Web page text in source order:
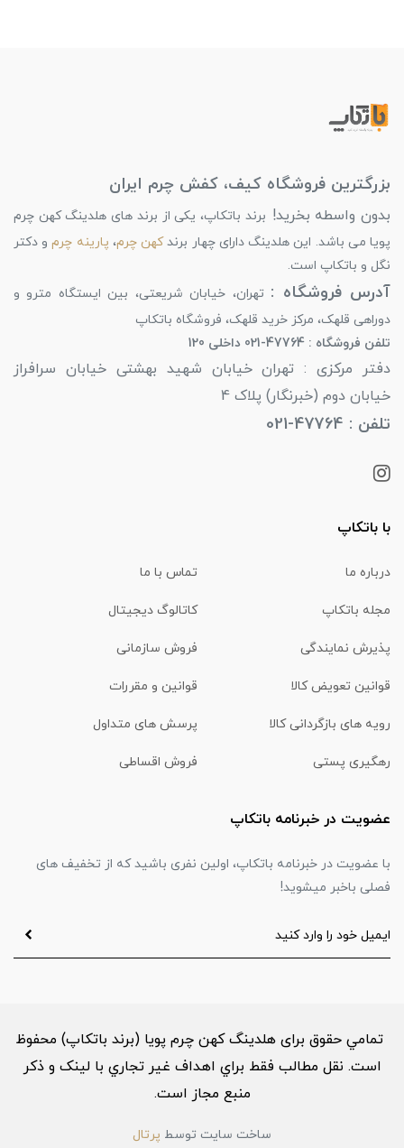
بزرگترین فروشگاه کیف، کفش چرم ایران
بدون واسطه بخرید! برند باتکاپ، یکی از برند های هلدینگ کهن چرم
پویا می باشد. این هلدینگ دارای چهار برندکهن چرم، پارینه چرمو دکتر
نگل و باتکاپ است.
آدرس فروشگاه : تهران، خیابان شریعتی، بین ایستگاه مترو و
دوراهی قلهک، مرکز خرید قلهک، فروشگاه باتکاپ
تلفن فروشگاه : 47764-021 داخلی 120
دفتر مرکزی : تهران خیابان شهید بهشتی خیابان سرافراز
خیابان دوم (خبرنگار) پلاک 4
تلفن : 47764-021
با باتکاپ
درباره ما تماس با ما
مجله باتکاپ کاتالوگ دیجیتال
پذیرش نمایندگی فروش سازمانی
قوانین تعویض کالا قوانین و مقررات
رویه های بازگردانی کالا پرسش های متداول
رهگیری پستی فروش اقساطی
عضویت در خبرنامه باتکاپ
با عضویت در خبرنامه باتکاپ، اولین نفری باشید که از تخفیف های
فصلی باخبر میشوید!
تمامي حقوق برای هلدینگ کهن چرم پویا (برند باتکاپ) محفوظ
است. نقل مطالب فقط براي اهداف غير تجاري با لینک و ذکر
منبع مجاز است.
ساخت سایت توسط پرتال